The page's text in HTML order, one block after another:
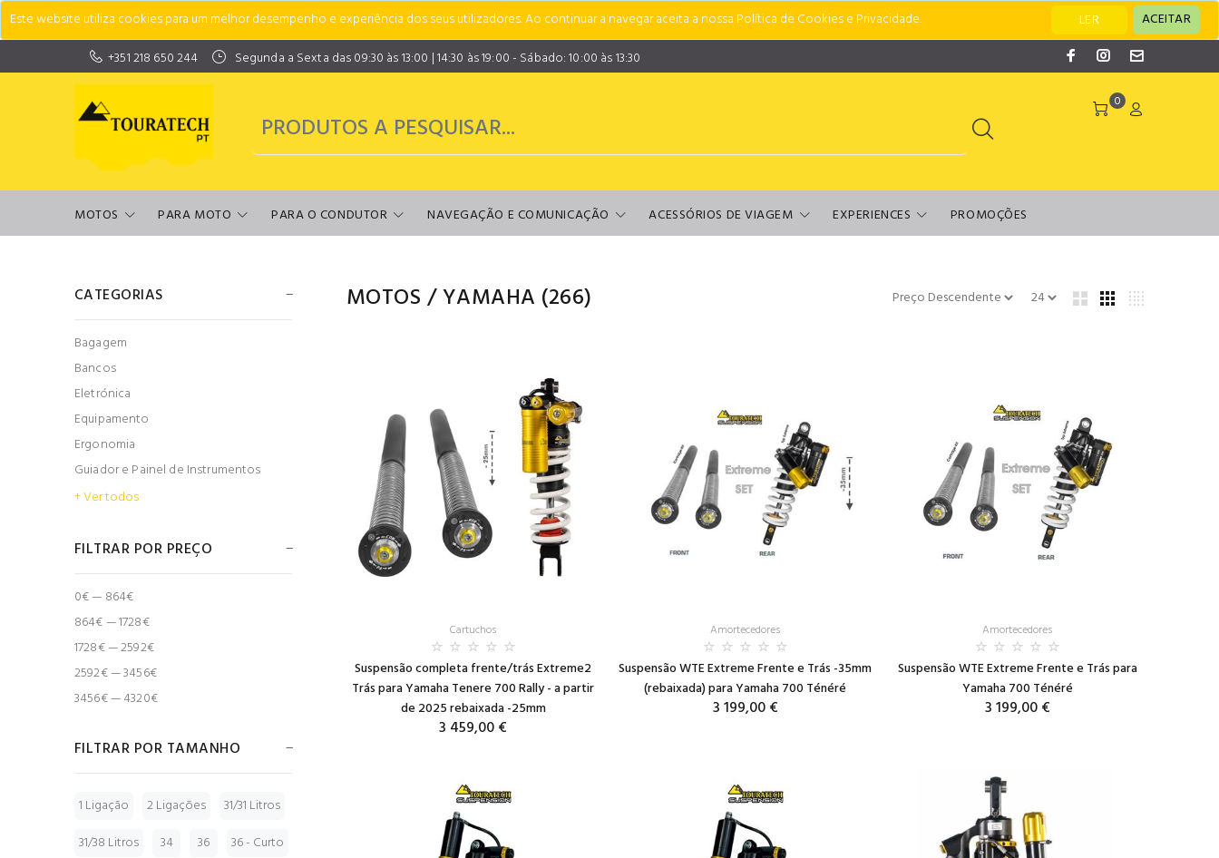
Este website utiliza cookies para um melhor desempenho e experiência dos seus utilizadores. Ao continuar a navegar aceita a nossa Política de Cookies e Privacidade. LER
ACEITAR
+351 218 650 244
Segunda a Sexta das 09:30 às 13:00 | 14:30 às 19:00 - Sábado: 10:00 às 13:30
0
MOTOS PARA MOTO PARA O CONDUTOR NAVEGAÇÃO E COMUNICAÇÃO ACESSÓRIOS DE VIAGEM EXPERIENCES PROMOÇÕES
CATEGORIAS
Bagagem
Bancos
Eletrónica
Equipamento
Ergonomia
Guiador e Painel de Instrumentos
+ Ver todos
FILTRAR POR PREÇO
0€ — 864€
864€ — 1728€
1728€ — 2592€
2592€ — 3456€
3456€ — 4320€
FILTRAR POR TAMANHO
1 Ligação 2 Ligações
31/31 Litros
31/38 Litros
34 36
36 - Curto
MOTOS /YAMAHA (266)
Cartuchos
Suspensão completa frente/trás Extreme2
Trás para Yamaha Tenere 700 Rally - a partir
de 2025 rebaixada -25mm
3 459,00 €
Amortecedores
Suspensão WTE Extreme Frente e Trás -35mm
(rebaixada) para Yamaha 700 Ténéré
3 199,00 €
Amortecedores
Suspensão WTE Extreme Frente e Trás para
Yamaha 700 Ténéré
3 199,00 €